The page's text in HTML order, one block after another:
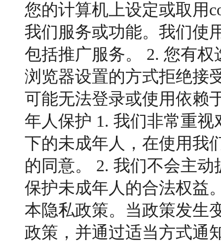
您的计算机上设定或取用
我们服务或功能。我们使
包括推广服务。 2. 您有权
浏览器设置的方式拒绝接
可能无法登录或使用依赖
年人保护 1. 我们非常重
下的未成年人，在使用我
的同意。 2. 我们不会主
保护未成年人的合法权益
本隐私政策。当政策发生
政策，并通过适当方式通